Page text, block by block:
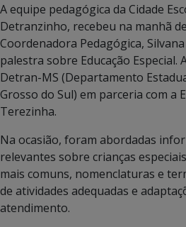
A equipe pedagógica da Cidade
Detranzinho, recebeu na manhã
Coordenadora Pedagógica,
palestra sobre Educação Especial.
Detran-MS (Departamento
Grosso do Sul) em parceria com a
Terezinha.
Na ocasião, foram abordadas
relevantes sobre crianças
mais comuns, nomenclaturas e
de atividades adequadas e
atendimento.